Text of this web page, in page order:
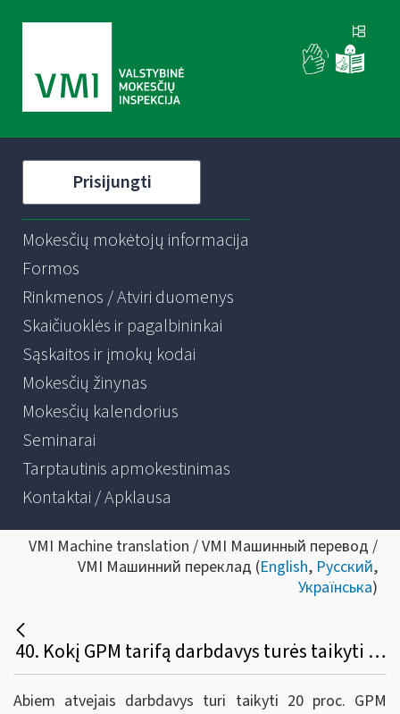
Prisijungti
Mokesčių mokėtojų informacija
Formos
Rinkmenos / Atviri duomenys
Skaičiuoklės ir pagalbininkai
Sąskaitos ir įmokų kodai
Mokesčių žinynas
Mokesčių kalendorius
Seminarai
Tarptautinis apmokestinimas
Kontaktai / Apklausa
VMI Machine translation / VMI Машинный перевод /
VMI Машинний переклад (English, Русский,
Українська)
40. Kokį GPM tarifą darbdavys turės taikyti išmokėdamas mėnesio darbo užmokestį, kai: 1) dar nežino, kokios bus darbuotojo metinės pajamos, 2) kai mano, kad darbuotojo darbo užmokestis 2019 m. lapkričio ar gruodžio mėn. viršys 120 VDU?
Abiem atvejais darbdavys turi taikyti 20 proc. GPM